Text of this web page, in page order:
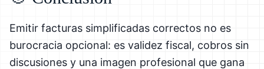
Emitir facturas simplificadas correctos no es
burocracia opcional: es validez fiscal, cobros sin
discusiones y una imagen profesional que gana